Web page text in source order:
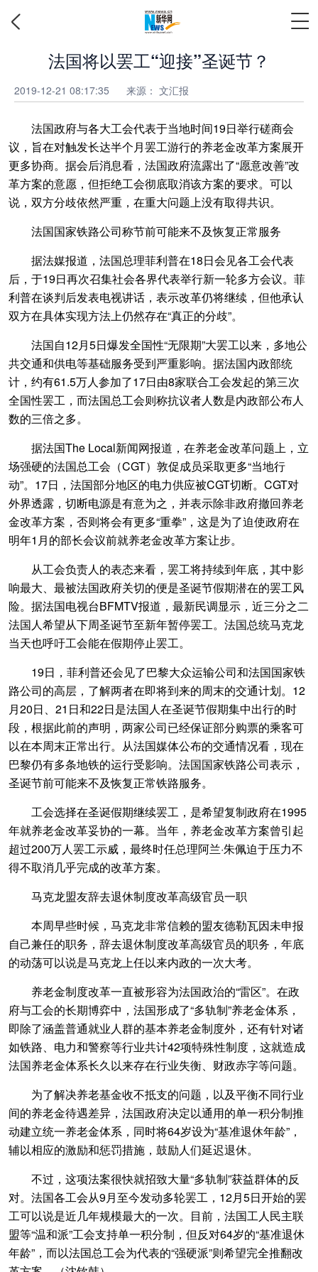
法国将以罢工“迎接”圣诞节？
2019-12-21 08:17:35 来源： 文汇报
法国政府与各大工会代表于当地时间19日举行磋商会
议，旨在对触发长达半个月罢工游行的养老金改革方案展开
更多协商。据会后消息看，法国政府流露出了“愿意改善”改
革方案的意愿，但拒绝工会彻底取消该方案的要求。可以
说，双方分歧依然严重，在重大问题上没有取得共识。
法国国家铁路公司称节前可能来不及恢复正常服务
据法媒报道，法国总理菲利普在18日会见各工会代表
后，于19日再次召集社会各界代表举行新一轮多方会议。菲
利普在谈判后发表电视讲话，表示改革仍将继续，但他承认
双方在具体实现方法上仍然存在“真正的分歧”。
法国自12月5日爆发全国性“无限期”大罢工以来，多地公
共交通和供电等基础服务受到严重影响。据法国内政部统
计，约有61.5万人参加了17日由8家联合工会发起的第三次
全国性罢工，而法国总工会则称抗议者人数是内政部公布人
数的三倍之多。
据法国The Local新闻网报道，在养老金改革问题上，立
场强硬的法国总工会（CGT）敦促成员采取更多“当地行
动”。17日，法国部分地区的电力供应被CGT切断。CGT对
外界透露，切断电源是有意为之，并表示除非政府撤回养老
金改革方案，否则将会有更多“重拳”，这是为了迫使政府在
明年1月的部长会议前就养老金改革方案让步。
从工会负责人的表态来看，罢工将持续到年底，其中影
响最大、最被法国政府关切的便是圣诞节假期潜在的罢工风
险。据法国电视台BFMTV报道，最新民调显示，近三分之二
法国人希望从下周圣诞节至新年暂停罢工。法国总统马克龙
当天也呼吁工会能在假期停止罢工。
19日，菲利普还会见了巴黎大众运输公司和法国国家铁
路公司的高层，了解两者在即将到来的周末的交通计划。12
月20日、21日和22日是法国人在圣诞节假期集中出行的时
段，根据此前的声明，两家公司已经保证部分购票的乘客可
以在本周末正常出行。从法国媒体公布的交通情况看，现在
巴黎仍有多条地铁的运行受影响。法国国家铁路公司表示，
圣诞节前可能来不及恢复正常铁路服务。
工会选择在圣诞假期继续罢工，是希望复制政府在1995
年就养老金改革妥协的一幕。当年，养老金改革方案曾引起
超过200万人罢工示威，最终时任总理阿兰·朱佩迫于压力不
得不取消几乎完成的改革方案。
马克龙盟友辞去退休制度改革高级官员一职
本周早些时候，马克龙非常信赖的盟友德勒瓦因未申报
自己兼任的职务，辞去退休制度改革高级官员的职务，年底
的动荡可以说是马克龙上任以来内政的一次大考。
养老金制度改革一直被形容为法国政治的“雷区”。在政
府与工会的长期博弈中，法国形成了“多轨制”养老金体系，
即除了涵盖普通就业人群的基本养老金制度外，还有针对诸
如铁路、电力和警察等行业共计42项特殊性制度，这就造成
法国养老金体系长久以来存在行业失衡、财政赤字等问题。
为了解决养老基金收不抵支的问题，以及平衡不同行业
间的养老金待遇差异，法国政府决定以通用的单一积分制推
动建立统一养老金体系，同时将64岁设为“基准退休年龄”，
辅以相应的激励和惩罚措施，鼓励人们延迟退休。
不过，这项法案很快就招致大量“多轨制”获益群体的反
对。法国各工会从9月至今发动多轮罢工，12月5日开始的罢
工可以说是近几年规模最大的一次。目前，法国工人民主联
盟等“温和派”工会支持单一积分制，但反对64岁的“基准退休
年龄”，而以法国总工会为代表的“强硬派”则希望完全推翻改